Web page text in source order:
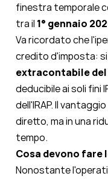
finestra temporale
tra il 1° gennaio
Va ricordato che
credito d'imposta:
extracontabile
deducibile ai soli fini
dell'IRAP. Il
diretto, ma in una
tempo.
Cosa devono fare
Nonostante